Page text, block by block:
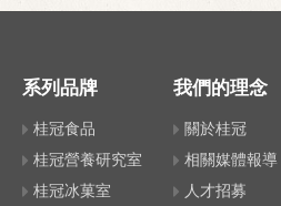
系列品牌
桂冠食品
桂冠營養研究室
桂冠冰菓室
我們的理念
關於桂冠
相關媒體報導
人才招募